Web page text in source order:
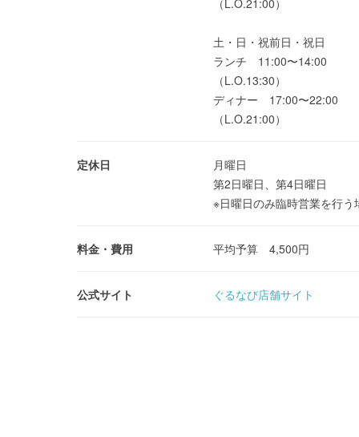
（L.O.21:00）
土・日・祝前日・祝日
ランチ 11:00〜14:00
（L.O.13:30）
ディナー 17:00〜22:00
（L.O.21:00）
定休日
月曜日
第2日曜日、第4日曜日
※日曜日のみ臨時営業を行う
料金・費用 平均予算 4,500円
公式サイト ぐるなび店舗サイト